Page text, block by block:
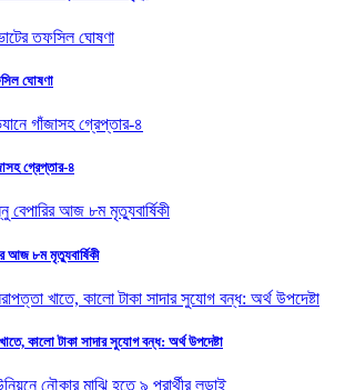
ঘোষণা
গ্রেপ্তার-৪
আজ ৮ম মৃত্যুবার্ষিকী
কালো টাকা সাদার সুযোগ বন্ধ: অর্থ উপদেষ্টা